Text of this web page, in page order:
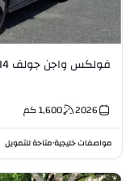
فولكس واجن جولف GTI 2.0L I4
2026
1,600كم
مواصفات خليجية•متاحة للتمويل